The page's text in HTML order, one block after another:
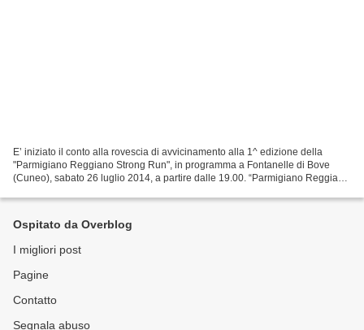
E’ iniziato il conto alla rovescia di avvicinamento alla 1^ edizione della
"Parmigiano Reggiano Strong Run", in programma a Fontanelle di Bove
(Cuneo), sabato 26 luglio 2014, a partire dalle 19.00. “Parmigiano Reggiano
Ospitato da Overblog
I migliori post
Pagine
Contatto
Segnala abuso